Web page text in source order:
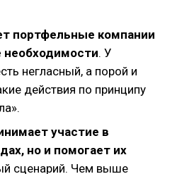
портфельные компании
. У
негласный, а порой и
действия по принципу
участие в
но и помогает их
сценарий. Чем выше